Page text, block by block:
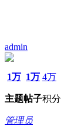
admin
1万
主题
1万
帖子
4万
积分
管理员